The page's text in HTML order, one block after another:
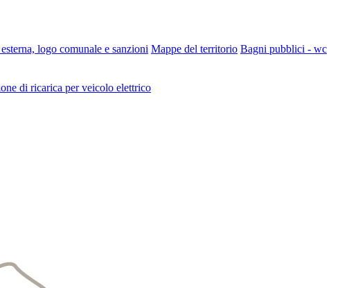
logo comunale e sanzioni Mappe del territorio Bagni pubblici - wc
di ricarica per veicolo elettrico